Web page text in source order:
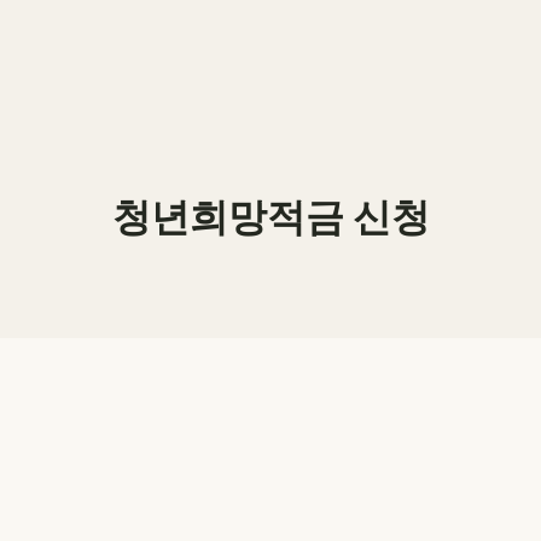
청년희망적금 신청